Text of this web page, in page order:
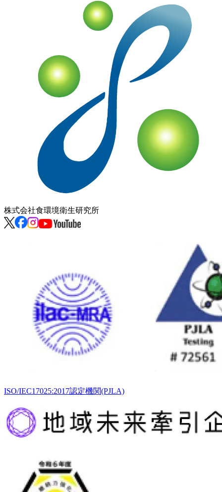
株式会社食環境衛生研究所
ISO/IEC17025:2017認定機関(PJLA)